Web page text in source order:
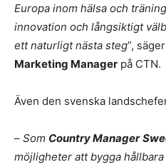
Europa inom hälsa och
innovation och långsiktigt
ett naturligt nästa steg”, säger
Marketing Manager på CTN.
Även den svenska
– Som Country Manager
möjligheter att bygga